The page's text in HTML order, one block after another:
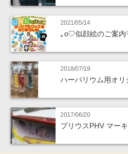
2021/05/14
｡o♡似顔絵のご案
2018/07/19
ハーバリウム用オリ
2017/06/20
プリウスPHV マー